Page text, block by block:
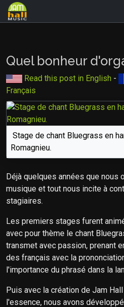
Quel bonheur
Read this post in English -
Français
Stage de chant Bluegrass en
Romagnieu.
Déjà quelques années que
musique et tout nous incite à
stagiaires.
Les premiers stages furent
avec pour thème le chant
transmet avec passion, prenant
des français avec la
l'importance du phrasé dans la
Puis avec la création de Jam
l'essence, nous avons